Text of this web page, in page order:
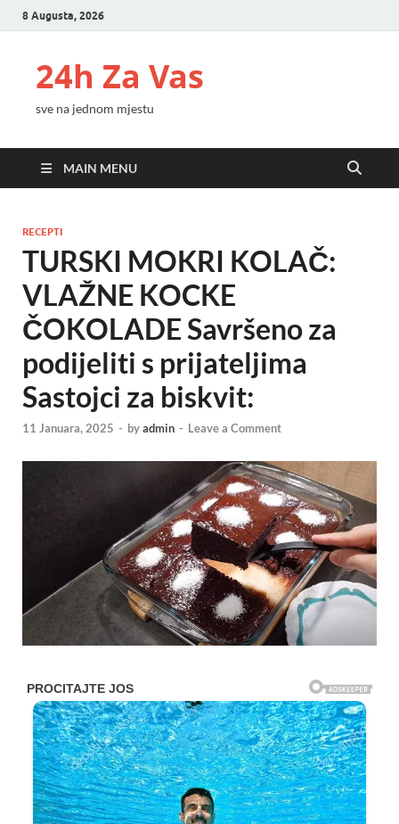
8 Augusta, 2026
24h Za Vas
sve na jednom mjestu
MAIN MENU
RECEPTI
TURSKI MOKRI KOLAČ:
VLAŽNE KOCKE
ČOKOLADE Savršeno za
podijeliti s prijateljima
Sastojci za biskvit:
11 Januara, 2025 - byadmin - Leave a Comment